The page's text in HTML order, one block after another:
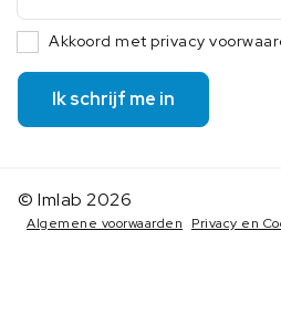
Akkoord met privacy
Ik schrijf me in
© Imlab 2026
Algemene voorwaarden Privacy en